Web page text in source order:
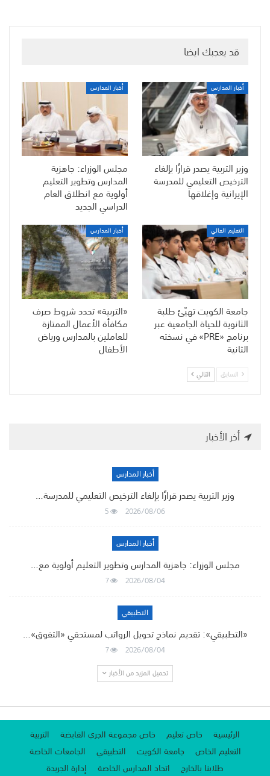
قد يعجبك ايضا
أخبار المدارس
وزير التربية يصدر قرارًا بإلغاء
الترخيص التعليمي للمدرسة
الإيرانية وإغلاقها
أخبار المدارس
مجلس الوزراء: جاهزية
المدارس وتطوير التعليم
أولوية مع انطلاق العام
الدراسي الجديد
التعليم العالي
جامعة الكويت تهيّئ طلبة
الثانوية للحياة الجامعية عبر
برنامج «PRE» في نسخته
الثانية
أخبار المدارس
«التربية» تحدد شروط صرف
مكافأة الأعمال الممتازة
للعاملين بالمدارس ورياض
الأطفال
السابق التالي
أخر الأخبار
أخبار المدارس
وزير التربية يصدر قرارًا بإلغاء الترخيص التعليمي للمدرسة…
2026/08/06
5
أخبار المدارس
مجلس الوزراء: جاهزية المدارس وتطوير التعليم أولوية مع…
2026/08/04
7
التطبيقي
«التطبيقي»: تقديم نماذج تحويل الرواتب لمستحقي «التفوق»…
2026/08/04
7
تحميل المزيد من الأخبار
الرئيسية خاص تعليم خاص مجموعة الجري القابضة
التربية
التعليم الخاص
جامعة الكويت التطبيقي
الجامعات الخاصة
طلابنا بالخارج
اتحاد المدارس الخاصة إدارة الجريدة